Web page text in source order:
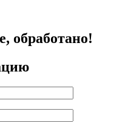
обработано!